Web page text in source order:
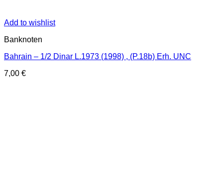
Add to wishlist
Banknoten
Bahrain – 1/2 Dinar L.1973 (1998) , (P.18b) Erh. UNC
7,00 €